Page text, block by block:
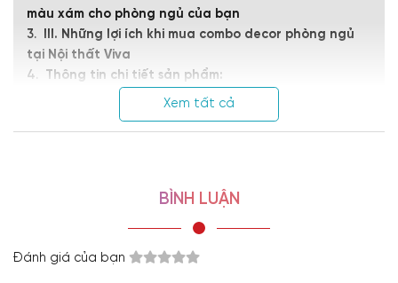
màu xám cho phòng ngủ của bạn
III. Những lợi ích khi mua combo decor phòng ngủ
tại Nội thất Viva
Thông tin chi tiết sản phẩm:
Combo decor phòng ngủmàu xám CB-1681 không chỉ lấp đầy
Xem tất cả
BÌNH LUẬN
Đánh giá của bạn